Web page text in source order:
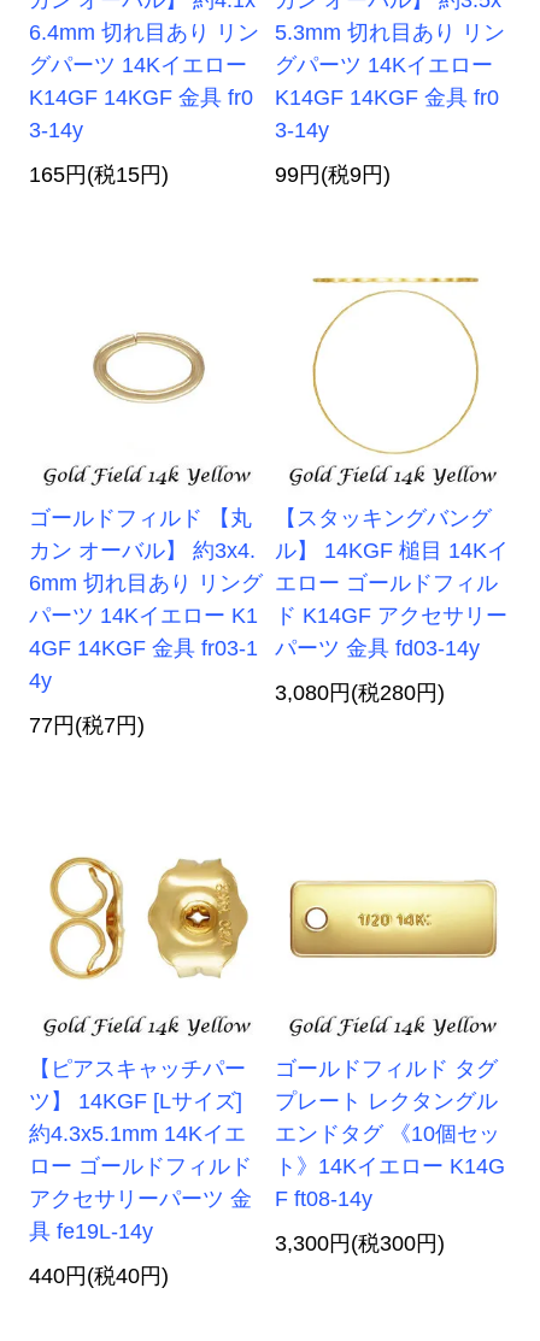
6.4mm 切れ目あり リン
グパーツ 14Kイエロー
K14GF 14KGF 金具 fr0
3-14y
165円(税15円)
5.3mm 切れ目あり リン
グパーツ 14Kイエロー
K14GF 14KGF 金具 fr0
3-14y
99円(税9円)
ゴールドフィルド 【丸
カン オーバル】 約3x4.
6mm 切れ目あり リング
パーツ 14Kイエロー K1
4GF 14KGF 金具 fr03-1
4y
77円(税7円)
【スタッキングバング
ル】 14KGF 槌目 14Kイ
エロー ゴールドフィル
ド K14GF アクセサリー
パーツ 金具 fd03-14y
3,080円(税280円)
【ピアスキャッチパー
ツ】 14KGF [Lサイズ]
約4.3x5.1mm 14Kイエ
ロー ゴールドフィルド
アクセサリーパーツ 金
具 fe19L-14y
440円(税40円)
ゴールドフィルド タグ
プレート レクタングル
エンドタグ 《10個セッ
ト》14Kイエロー K14G
F ft08-14y
3,300円(税300円)